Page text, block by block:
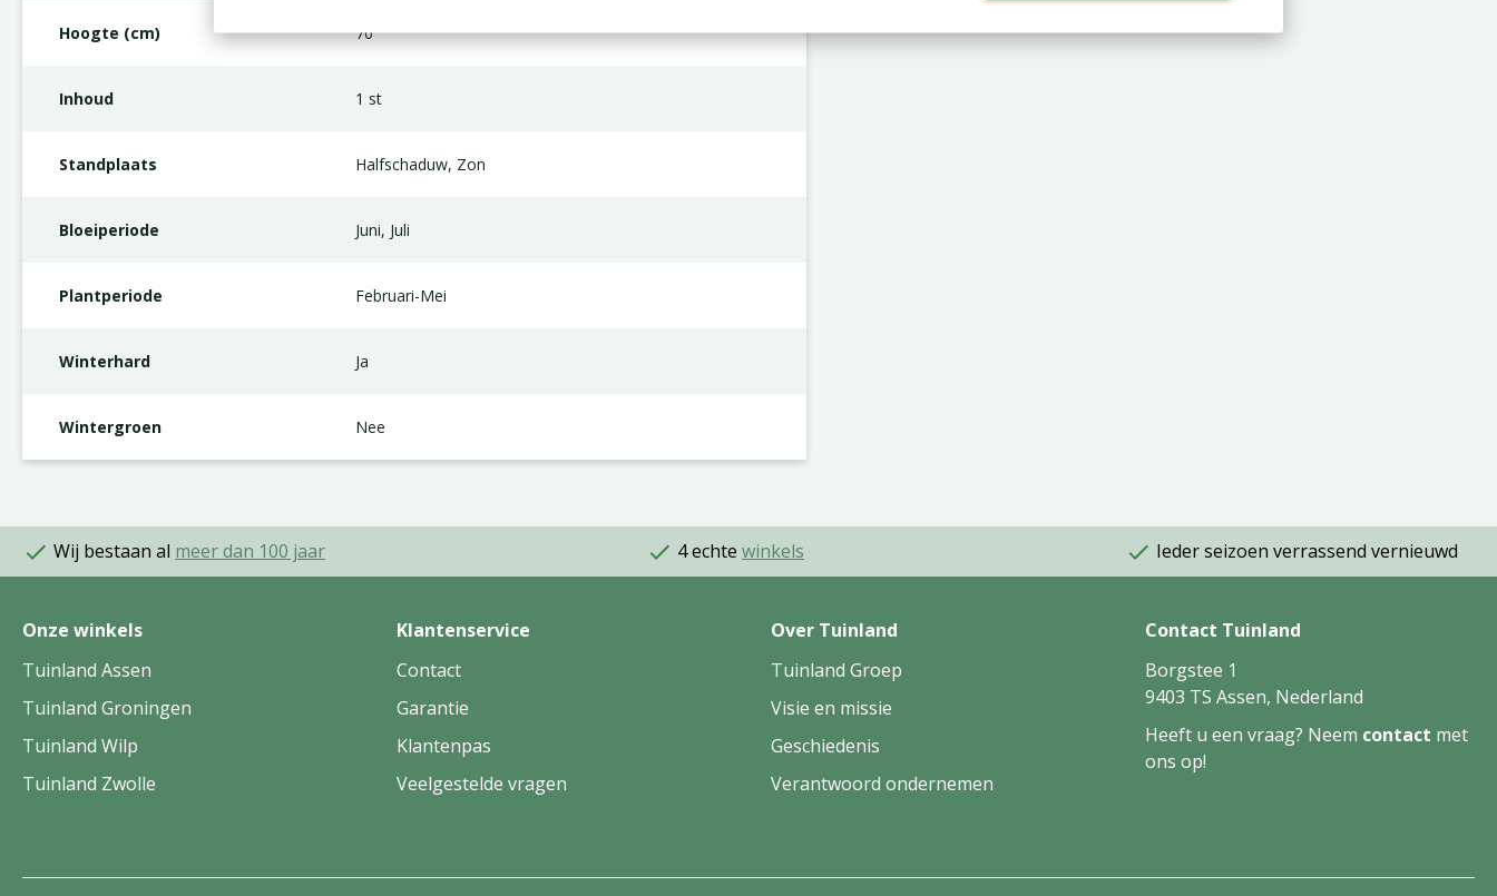
Hoogte (cm) 70
Inhoud 1 st
Standplaats Halfschaduw, Zon
Bloeiperiode Juni, Juli
Plantperiode Februari-Mei
Winterhard Ja
Wintergroen Nee
Wij bestaan al meer dan 100 jaar 4 echte winkels Ieder seizoen verrassend vernieuwd
Onze winkels
Tuinland Assen
Tuinland Groningen
Tuinland Wilp
Tuinland Zwolle
Klantenservice
Contact
Garantie
Klantenpas
Veelgestelde vragen
Over Tuinland
Tuinland Groep
Visie en missie
Geschiedenis
Verantwoord ondernemen
Contact Tuinland
Borgstee 1
9403 TS Assen, Nederland
Heeft u een vraag? Neem contact met
ons op!